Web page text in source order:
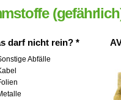
darf nicht rein? *
Abfälle